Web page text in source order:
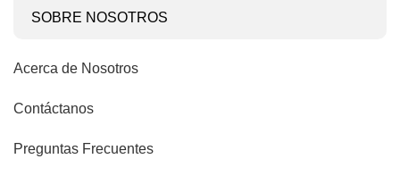
SOBRE NOSOTROS
Acerca de Nosotros
Contáctanos
Preguntas Frecuentes